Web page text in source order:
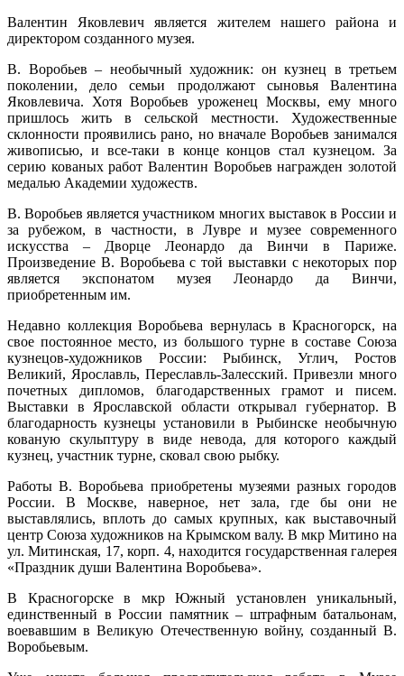
Валентин Яковлевич является жителем нашего района и
директором созданного музея.
В. Воробьев – необычный художник: он кузнец в третьем
поколении, дело семьи продолжают сыновья Валентина
Яковлевича. Хотя Воробьев уроженец Москвы, ему много
пришлось жить в сельской местности. Художественные
склонности проявились рано, но вначале Воробьев занимался
живописью, и все-таки в конце концов стал кузнецом. За
серию кованых работ Валентин Воробьев награжден золотой
медалью Академии художеств.
В. Воробьев является участником многих выставок в России и
за рубежом, в частности, в Лувре и музее современного
искусства – Дворце Леонардо да Винчи в Париже.
Произведение В. Воробьева с той выставки с некоторых пор
является экспонатом музея Леонардо да Винчи,
приобретенным им.
Недавно коллекция Воробьева вернулась в Красногорск, на
свое постоянное место, из большого турне в составе Союза
кузнецов-художников России: Рыбинск, Углич, Ростов
Великий, Ярославль, Переславль-Залесский. Привезли много
почетных дипломов, благодарственных грамот и писем.
Выставки в Ярославской области открывал губернатор. В
благодарность кузнецы установили в Рыбинске необычную
кованую скульптуру в виде невода, для которого каждый
кузнец, участник турне, сковал свою рыбку.
Работы В. Воробьева приобретены музеями разных городов
России. В Москве, наверное, нет зала, где бы они не
выставлялись, вплоть до самых крупных, как выставочный
центр Союза художников на Крымском валу. В мкр Митино на
ул. Митинская, 17, корп. 4, находится государственная галерея
«Праздник души Валентина Воробьева».
В Красногорске в мкр Южный установлен уникальный,
единственный в России памятник – штрафным батальонам,
воевавшим в Великую Отечественную войну, созданный В.
Воробьевым.